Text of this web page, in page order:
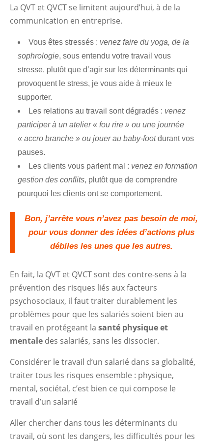
La QVT et QVCT se limitent aujourd’hui, à de la
communication en entreprise.
Vous êtes stressés : venez faire du yoga, de la
sophrologie, sous entendu votre travail vous
stresse, plutôt que d’agir sur les déterminants qui
provoquent le stress, je vous aide à mieux le
supporter.
Les relations au travail sont dégradés : venez
participer à un atelier « fou rire » ou une journée
« accro branche » ou jouer au baby-footdurant vos
pauses.
Les clients vous parlent mal : venez en formation
gestion des conflits, plutôt que de comprendre
pourquoi les clients ont se comportement.
Bon, j’arrête vous n’avez pas besoin de moi,
pour vous donner des idées d’actions plus
débiles les unes que les autres.
En fait, la QVT et QVCT sont des contre-sens à la
prévention des risques liés aux facteurs
psychosociaux, il faut traiter durablement les
problèmes pour que les salariés soient bien au
travail en protégeant lasanté physique et
mentale des salariés, sans les dissocier.
Considérer le travail d’un salarié dans sa globalité,
traiter tous les risques ensemble : physique,
mental, sociétal, c’est bien ce qui compose le
travail d’un salarié
Aller chercher dans tous les déterminants du
travail, où sont les dangers, les difficultés pour les